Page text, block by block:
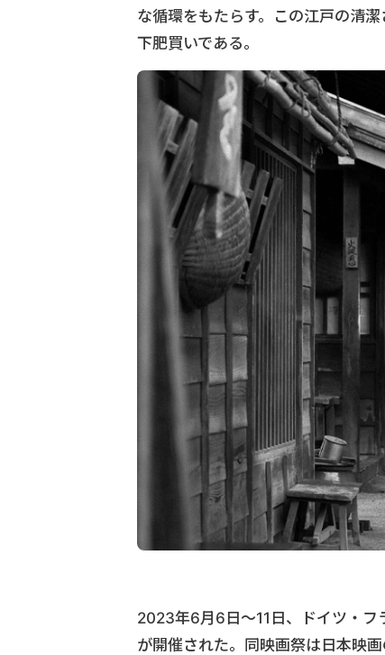
な循環をもたらす。この江戸の清
下肥買いである。
2023年6月6日～11日、ドイツ・フ
が開催された。同映画祭は日本映